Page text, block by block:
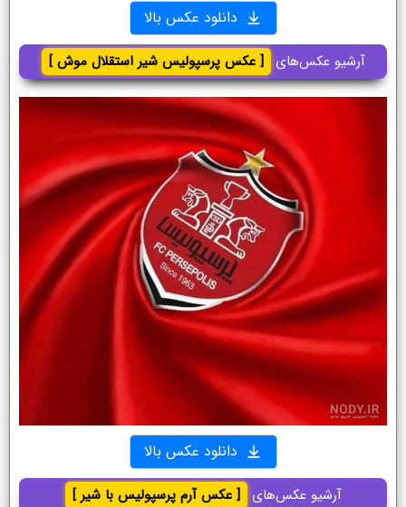
دانلود عکس بالا
آرشیو عکس‌های [ عکس پرسپولیس شیر استقلال موش ]
دانلود عکس بالا
آرشیو عکس‌های [ عکس آرم پرسپولیس با شیر ]